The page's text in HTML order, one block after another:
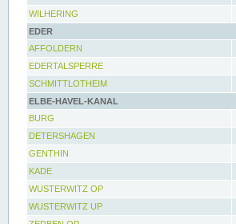
WILHERING
EDER
AFFOLDERN
EDERTALSPERRE
SCHMITTLOTHEIM
ELBE-HAVEL-KANAL
BURG
DETERSHAGEN
GENTHIN
KADE
WUSTERWITZ OP
WUSTERWITZ UP